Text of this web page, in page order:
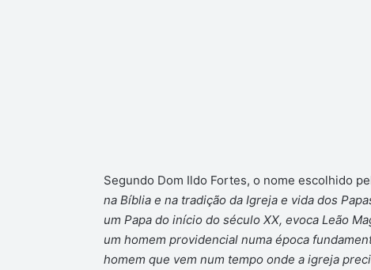
Segundo Dom Ildo Fortes, o nome escolhido
na Bíblia e na tradição da Igreja e vida dos
um Papa do início do século XX, evoca Leão
um homem providencial numa época
homem que vem num tempo onde a igreja